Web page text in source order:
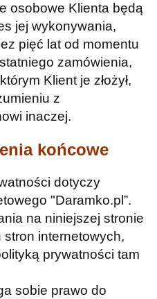
osobowe Klienta będą
jej wykonywania,
pięć lat od momentu
zamówienia,
Klient je złożył,
z
inaczej.
końcowe
dotyczy
"Daramko.pl”.
na niniejszej stronie
internetowych,
prywatności tam
sobie prawo do